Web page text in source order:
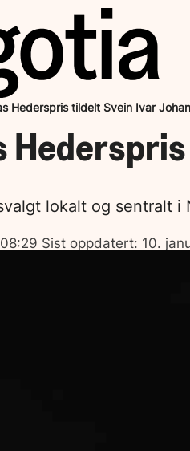
Hederspris tildelt Svein Ivar
lokalt og sentralt i
Sist oppdatert: 10.